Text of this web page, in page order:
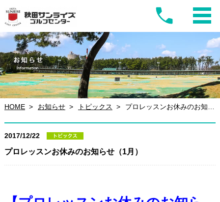
HOME お知らせ トピックス プロレッスンお休みのお知らせ（1月）
2017/12/22
プロレッスンお休みのお知らせ（1月）